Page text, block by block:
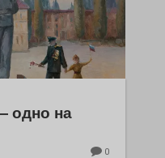
одно на
0